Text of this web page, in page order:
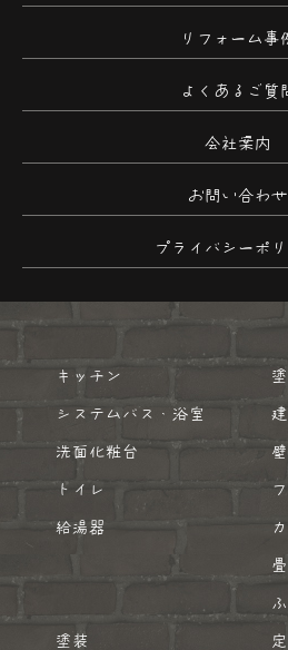
リフォーム事
よくあるご質
会社案内
お問い合わせ
プライバシーポ
キッチン
システムバス・浴室
洗面化粧台
トイレ
給湯器
畳
塗装